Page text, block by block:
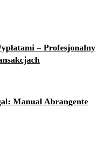
– Profesjonalny
Manual Abrangente